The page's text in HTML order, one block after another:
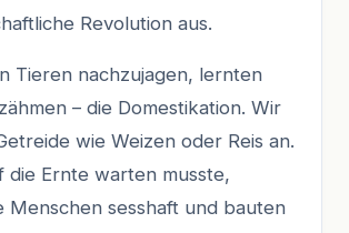
Revolution aus.
Tieren nachzujagen, lernten
– die Domestikation. Wir
wie Weizen oder Reis an.
die Ernte warten musste,
Menschen sesshaft und bauten